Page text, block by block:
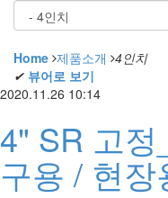
Home 제품소개 4인치
✔ 뷰어로 보기
2020.11.26 10:14
4" SR 고
구용 / 현장